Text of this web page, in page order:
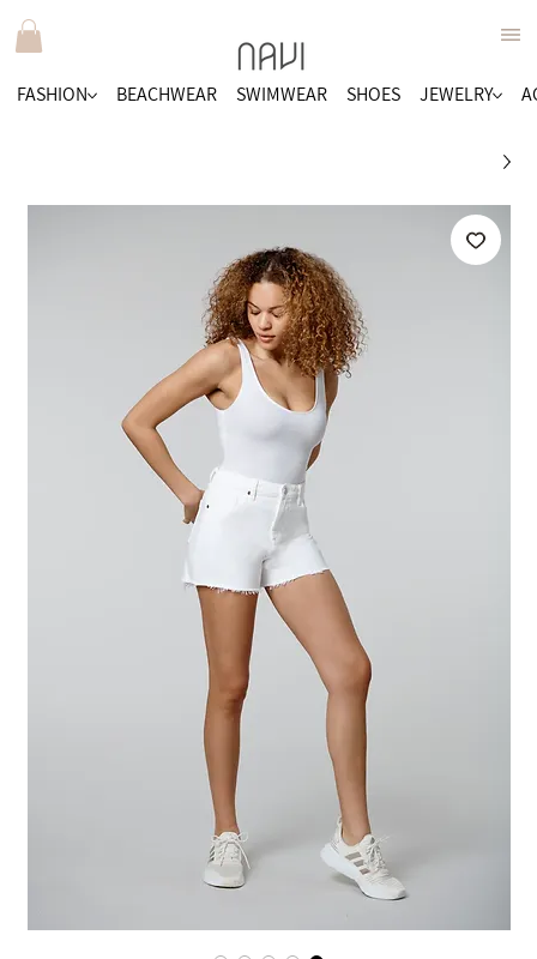
FASHION BEACHWEAR SWIMWEAR SHOES JEWELRY